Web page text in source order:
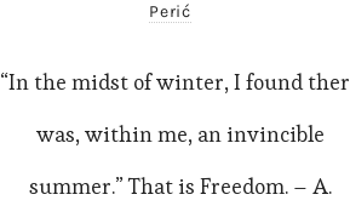
Perić
“In the midst of winter, I found
was, within me, an invincible
summer.” That is Freedom. – A.